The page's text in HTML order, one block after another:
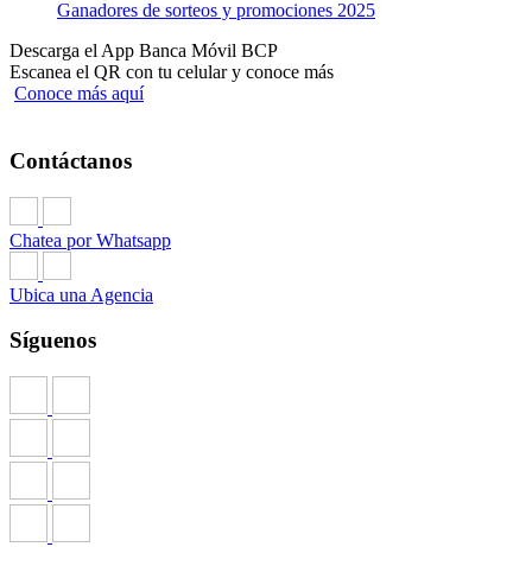
Ganadores de sorteos y promociones 2025
Descarga el App Banca Móvil BCP
Escanea el QR con tu celular y conoce más
Conoce más aquí
Contáctanos
Chatea por Whatsapp
Ubica una Agencia
Síguenos